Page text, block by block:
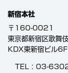
新宿本社
〒160-0021
東京都新宿区歌舞
KDX東新宿ビル6F
TEL : 03-